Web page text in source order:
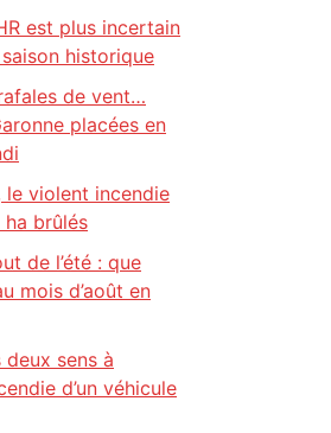
est plus incertain
historique
de vent…
placées en
le violent incendie
brûlés
de l’été : que
mois d’août en
deux sens à
d’un véhicule